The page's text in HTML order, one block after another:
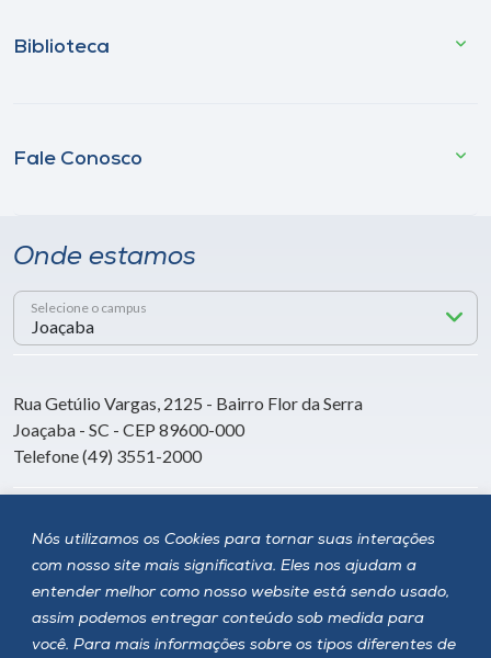
Nós utilizamos os Cookies para tornar suas interações
com nosso site mais significativa. Eles nos ajudam a
entender melhor como nosso website está sendo usado,
assim podemos entregar conteúdo sob medida para
você. Para mais informações sobre os tipos diferentes de
Biblioteca
Fale Conosco
Onde estamos
Selecione o campus
Rua Getúlio Vargas, 2125 - Bairro Flor da Serra
Joaçaba - SC - CEP 89600-000
Telefone (49) 3551-2000
Siga a Unoesc